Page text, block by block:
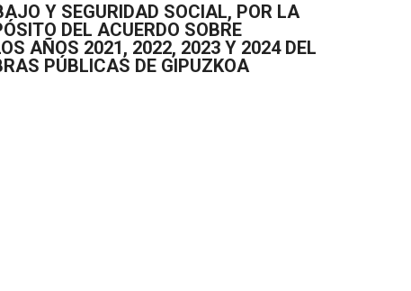
Y SEGURIDAD SOCIAL, POR LA
DEL ACUERDO SOBRE
AÑOS 2021, 2022, 2023 Y 2024 DEL
PÚBLICAS DE GIPUZKOA